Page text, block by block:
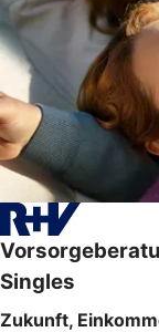
Singles
Zukunft,